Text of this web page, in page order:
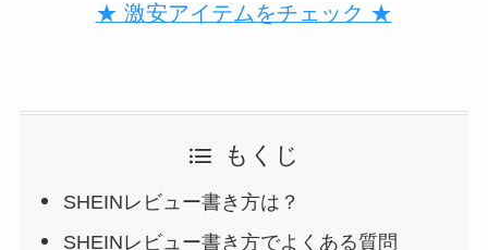
★ 激安アイテムをチェック ★
もくじ
SHEINレビュー書き方は？
SHEINレビュー書き方でよくある質問